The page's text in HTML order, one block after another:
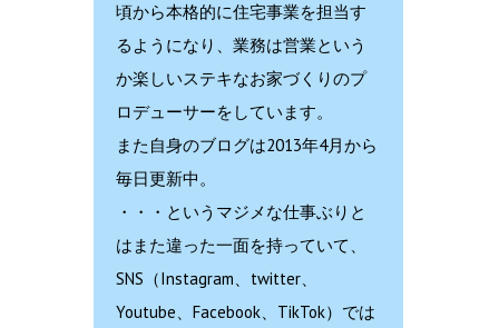
頃から本格的に住宅事業を担当す
るようになり、業務は営業という
か楽しいステキなお家づくりのプ
ロデューサーをしています。
また自身のブログは2013年4月から
毎日更新中。
・・・というマジメな仕事ぶりと
はまた違った一面を持っていて、
SNS（Instagram、twitter、
Youtube、Facebook、TikTok）では